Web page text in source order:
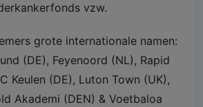
vzw.
grote internationale namen:
(DE), Feyenoord (NL), Rapid
Keulen (DE), Luton Town (UK),
Akademi (DEN) & Voetbaloa